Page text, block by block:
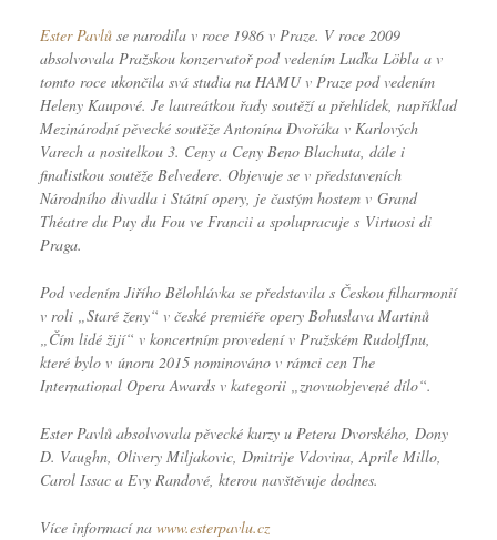
Ester Pavlůse narodila v roce 1986 v Praze. V roce 2009
absolvovala Pražskou konzervatoř pod vedením Luďka Löbla a v
tomto roce ukončila svá studia na HAMU v Praze pod vedením
Heleny Kaupové. Je laureátkou řady soutěží a přehlídek, například
Mezinárodní pěvecké soutěže Antonína Dvořáka v Karlových
Varech a nositelkou 3. Ceny a Ceny Beno Blachuta, dále i
finalistkou soutěže Belvedere. Objevuje se v představeních
Národního divadla i Státní opery, je častým hostem v Grand
Théatre du Puy du Fou ve Francii a spolupracuje s Virtuosi di
Praga.
Pod vedením Jiřího Bělohlávka se představila s Českou filharmonií
v roli „Staré ženy“ v české premiéře opery Bohuslava Martinů
„Čím lidé žijí“ v koncertním provedení v Pražském RudolfInu,
které bylo v únoru 2015 nominováno v rámci cen The
International Opera Awards v kategorii „znovuobjevené dílo“.
Ester Pavlů absolvovala pěvecké kurzy u Petera Dvorského, Dony
D. Vaughn, Olivery Miljakovic, Dmitrije Vdovina, Aprile Millo,
Carol Issac a Evy Randové, kterou navštěvuje dodnes.
Více informací na www.esterpavlu.cz